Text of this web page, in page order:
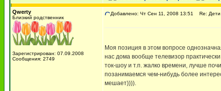
Qwerty
Близкий родственник
Зарегистрирован: 07.09.2008
Сообщения: 2749
Добавлено: Чт Сен 11, 2008 13:51 Re: Дети
Моя позиция в этом вопросе
нас дома вообще телевизор
ток-шоу и т.п. жалко времени, лучше
позанимаемся чем-нибудь более
мешает)))).